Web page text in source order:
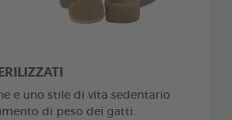
e uno stile di vita sedentario
di peso dei gatti.